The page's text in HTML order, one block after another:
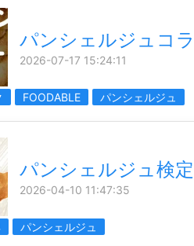
パンシェルジュコ
2026-07-17 15:24:11
FOODABLE パンシェルジュ
パンシェルジュ検
2026-04-10 11:47:35
パンシェルジュ